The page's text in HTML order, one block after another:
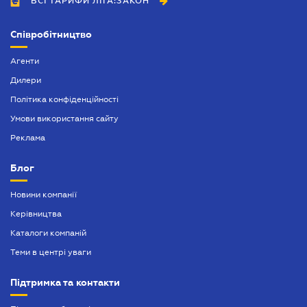
Засвідчення копій документів
Нотаріально завірений переклад
Оформлення афідевіта
Оформлення довіреності
Посвідчення нотаріальних заяв
Співробітництво
Агенти
Дилери
Політика конфіденційності
Умови використання сайту
Реклама
Блог
Новини компанії
Керівництва
Каталоги компаній
Теми в центрі уваги
Підтримка та контакти